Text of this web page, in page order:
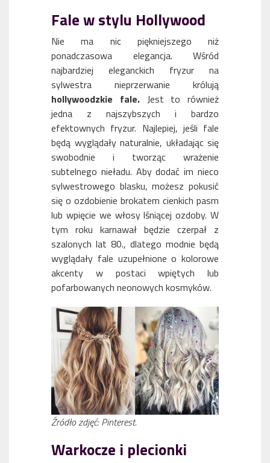
Fale w stylu Hollywood
Nie ma nic piękniejszego niż
ponadczasowa elegancja. Wśród
najbardziej eleganckich fryzur na
sylwestra nieprzerwanie królują
hollywoodzkie fale.Jest to również
jedna z najszybszych i bardzo
efektownych fryzur. Najlepiej, jeśli fale
będą wyglądały naturalnie, układając się
swobodnie i tworząc wrażenie
subtelnego nieładu. Aby dodać im nieco
sylwestrowego blasku, możesz pokusić
się o ozdobienie brokatem cienkich pasm
lub wpięcie we włosy lśniącej ozdoby. W
tym roku karnawał będzie czerpał z
szalonych lat 80., dlatego modnie będą
wyglądały fale uzupełnione o kolorowe
akcenty w postaci wpiętych lub
pofarbowanych neonowych kosmyków.
Źródło zdjęć: Pinterest.
Warkocze i plecionki